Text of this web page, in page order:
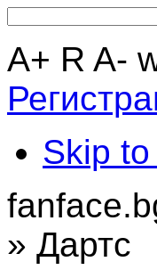
A+ R A-
Skip
» Дартс